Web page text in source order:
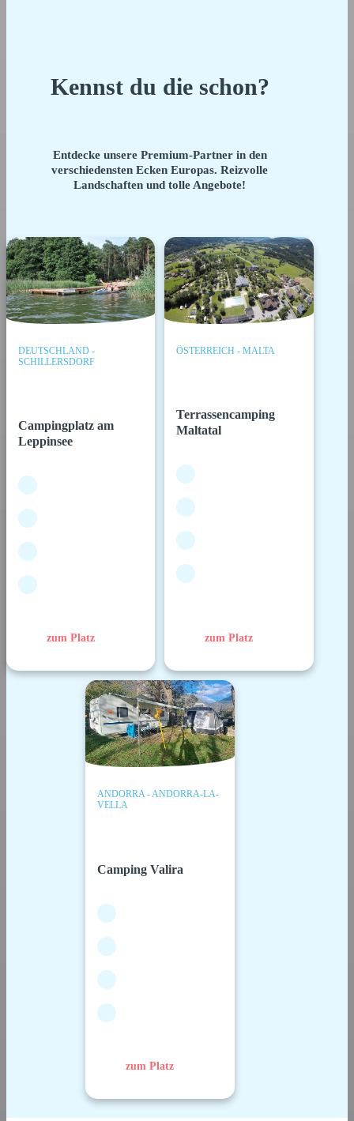
Kennst du die schon?
Entdecke unsere Premium-Partner in den
verschiedensten Ecken Europas. Reizvolle
Landschaften und tolle Angebote!
DEUTSCHLAND -
SCHILLERSDORF
Campingplatz am
Leppinsee
zum Platz
ÖSTERREICH - MALTA
Terrassencamping
Maltatal
zum Platz
ANDORRA - ANDORRA-LA-
VELLA
Camping Valira
zum Platz